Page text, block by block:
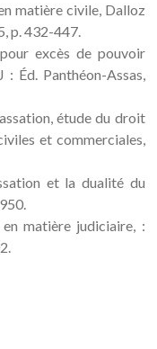
matière civile, Dalloz
p. 432-447.
excès de pouvoir
Éd. Panthéon-Assas,
étude du droit
et commerciales,
et la dualité du
matière judiciaire, :